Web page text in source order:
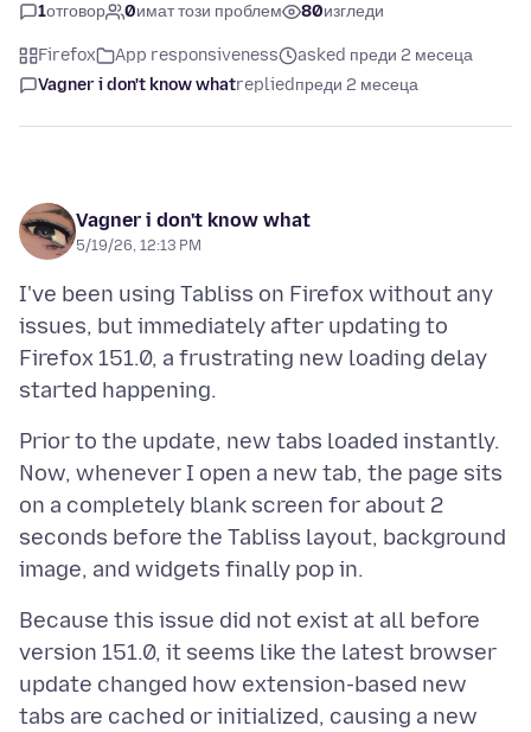
1отговор 0имат този проблем 80изгледи
Firefox App responsiveness
asked преди 2 месеца
Vagner i don't know whatrepliedпреди 2 месеца
Vagner i don't know what
5/19/26, 12:13 PM
I've been using Tabliss on Firefox without any
issues, but immediately after updating to
Firefox 151.0, a frustrating new loading delay
Prior to the update, new tabs loaded instantly.
Now, whenever I open a new tab, the page sits
on a completely blank screen for about 2
seconds before the Tabliss layout, background
Because this issue did not exist at all before
version 151.0, it seems like the latest browser
update changed how extension-based new
tabs are cached or initialized, causing a new